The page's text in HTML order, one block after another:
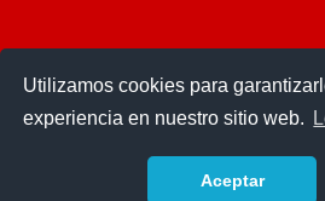
Utilizamos cookies para
experiencia en nuestro sitio web.
Aceptar